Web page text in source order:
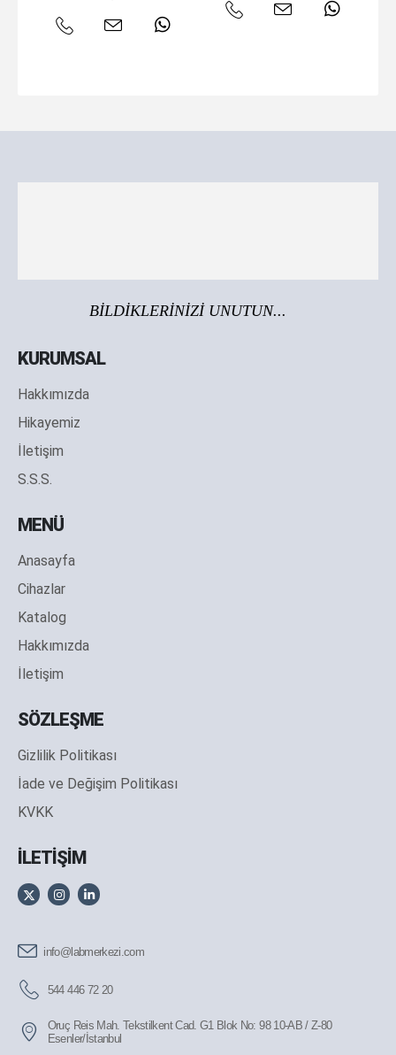
BİLDİKLERİNİZİ UNUTUN...
KURUMSAL
Hakkımızda
Hikayemiz
İletişim
S.S.S.
MENÜ
Anasayfa
Cihazlar
Katalog
Hakkımızda
İletişim
SÖZLEŞME
Gizlilik Politikası
İade ve Değişim Politikası
KVKK
İLETİŞİM
info@labmerkezi.com
544 446 72 20
Oruç Reis Mah. Tekstilkent Cad. G1 Blok No: 98 10-AB / Z-80
Esenler/İstanbul